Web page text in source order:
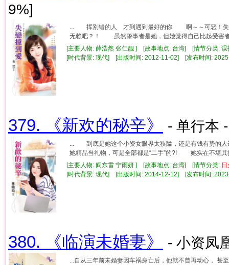
9%]
... 挥别错的人 才到遇到最好的你 啊～～可恶！失
无赖吧？！ 虽然肇事者是她，但她觉得自己比起受害
[主要人物: 薛浩然 张仁靓 ] [故事地点: 台湾] [情节分类: 误
[时代背景: 现代] [出版时间: 2012-11-02] [发布时间:
379. 《新欢的秘辛》 - 单行本
... 到底是她这个小资女眼界太狭隘，还是有钱有势
她精品当礼物，可是全部都是“二手”的?! 她实在不堪其
[主要人物: 阎东雷 宁雨妍 ] [故事地点: 台湾] [情节分类:
[时代背景: 现代] [出版时间: 2014-12-12] [发布时间:
380. 《临演未婚妻》 - 小资凤
...自从三年前未婚妻因车祸身亡后，他就不曾再动心，